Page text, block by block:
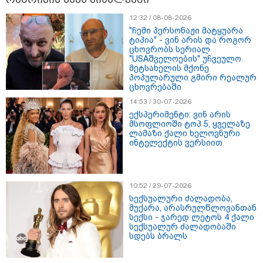
16:41 / 08-08-2026
"კაპროვანში ზღვამ კიდევ ერთი
ჭურვი გამორიყა, ადგილზე
მობილიზებულია პოლიცია და
სამაშველო" - რას წერს და რა
კადრებს აქვეყნებს თათია
ნიკოლაშვილი?
12:18 / 08-08-2026
"რუსეთმა განახორციელა
საქართველოს ტერიტორიების
20%-ის ოკუპაცია და
სააკაშვილის, მისი რეჟიმის
ღალატი ვერანაირად ვერ
გადაფარავს ამ დანაშაულს" -
ირაკლი კობახიძე
13:16 / 08-08-2026
"ძალიან ბევრ ინფორმაციას
ვიღებთ ხალხისგან" - რას წერს
ადვოკატი ტარიელ კაკაბაძე
12:32 / 08-08-2026
"ჩემი პერსონაჟი მატყუარა
ტიპია" - ვინ არის და როგორ
ცხოვრობს სერიალ
"USAშველოების" უჩვეულო
მეტსახელის მქონე
პოპულარული გმირი რეალურ
ცხოვრებაში
14:53 / 30-07-2026
ექსპერიმენტი: ვინ არის
მსოფლიოში ტოპ 5, ყველაზე
ლამაზი ქალი ხელოვნური
ინტელექტის ვერსიით
10:52 / 29-07-2026
სექსუალური ძალადობა,
მუქარა, არასრულწლოვანთან
სექსი - ჯარედ ლეტოს 4 ქალი
სექსუალურ ძალადობაში
სდებს ბრალს